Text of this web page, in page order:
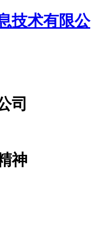
技术有限公
司
神